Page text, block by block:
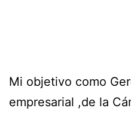
Mi objetivo como
empresarial ,de la